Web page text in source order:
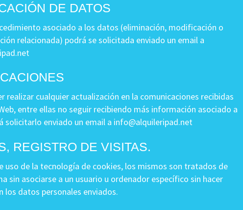
DE DATOS
asociado a los datos (eliminación, modificación o
relacionada) podrá se solicitada enviado un email a
realizar cualquier actualización en la comunicaciones recibidas
entre ellas no seguir recibiendo más información asociado a
solicitarlo enviado un email a info@alquileripad.net
REGISTRO DE VISITAS.
uso de la tecnología de cookies, los mismos son tratados de
sin asociarse a un usuario u ordenador específico sin hacer
los datos personales enviados.